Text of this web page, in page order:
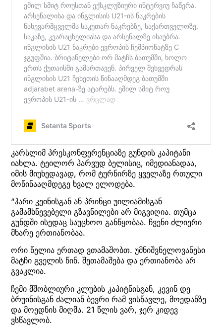
კარსლიმ პრესკონფერენციაზე გუნდის კაპიტანი
იახლა. ტეილორ ჰარვუდ ბელისიც, იმედიანადაა,
იმის მიუხედავად, რომ ტურნირზე ყველაზე რთული
მოწინააღმდეგე ხვალ ელოდება.
“ჰარი კეინისგან ან პრინცი უილიამისგან
გამამხნევებელი გზავნილები არ მიგვიღია. თუმცა
გუნდში ისედაც საუცხოო განწყობაა. ჩვენი ძლიერი
მხარე ერთიანობაა.
ორი წელია ერთად ვთამაშობთ. უმნიშვნელოვანესი
მატჩი გველის წინ. შეთამაშება და ერთიანობა არ
გვაკლია.
ჩემი მშობლიური კლუბის კაპიტნისგან, კევინ დე
ბრუინისგან ძალიან ბევრი რამ ვისწავლე, მოედანზე
და მოედნის მიღმა. 21 წლის ვარ, ჯერ კიდევ
ვსწავლობ.